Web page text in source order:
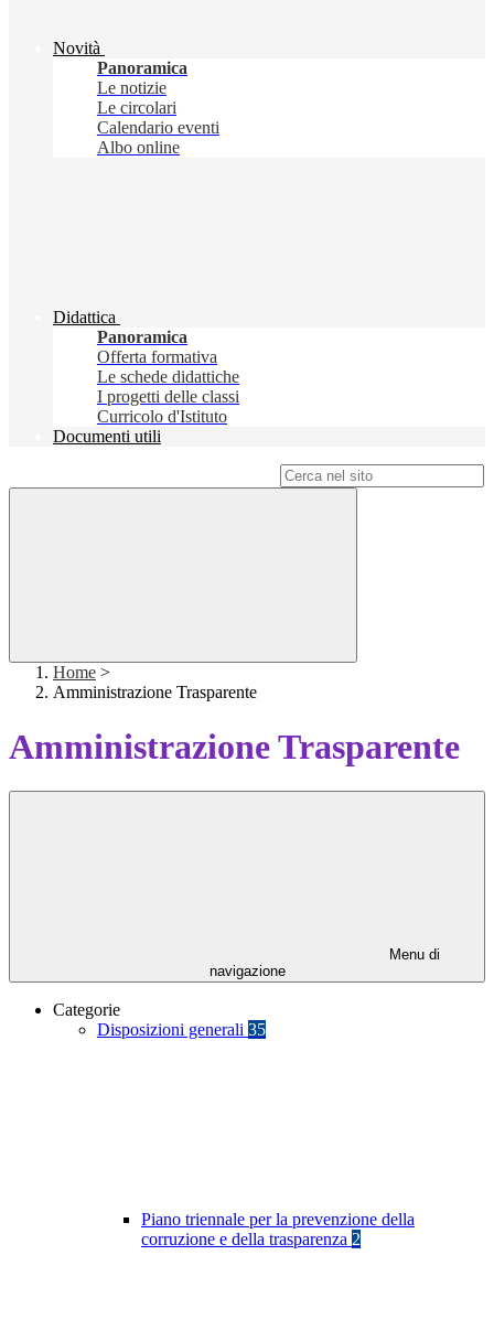
Novità
Panoramica
Le notizie
Le circolari
Calendario eventi
Albo online
Didattica
Panoramica
Offerta formativa
Le schede didattiche
I progetti delle classi
Curricolo d'Istituto
Documenti utili
Home >
Amministrazione Trasparente
Amministrazione Trasparente
Menu di
navigazione
Categorie
Disposizioni generali 35
Piano triennale per la prevenzione della
corruzione e della trasparenza 2